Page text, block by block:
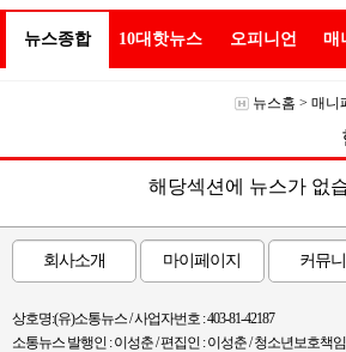
뉴스종합 10대핫뉴스 오피니언 매
뉴스홈 > 매니
해당섹션에 뉴스가 없
회사소개 마이페이지 커뮤
상호명:(유)소통뉴스 / 사업자번호 : 403-81-42187
소통뉴스 발행인 : 이성춘 / 편집인 : 이성춘 / 청소년보호책